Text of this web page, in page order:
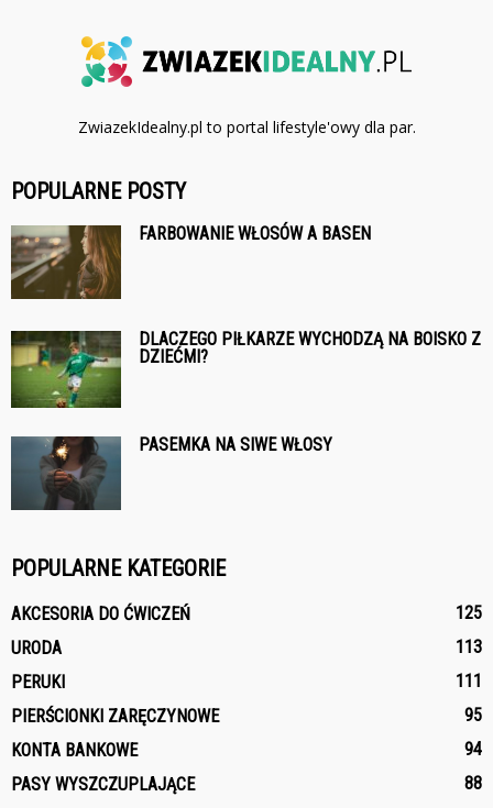
ZwiazekIdealny.pl to portal lifestyle'owy dla par.
POPULARNE POSTY
FARBOWANIE WŁOSÓW A BASEN
DLACZEGO PIŁKARZE WYCHODZĄ NA BOISKO Z
DZIEĆMI?
PASEMKA NA SIWE WŁOSY
POPULARNE KATEGORIE
AKCESORIA DO ĆWICZEŃ
125
URODA
113
PERUKI
111
PIERŚCIONKI ZARĘCZYNOWE
95
KONTA BANKOWE
94
PASY WYSZCZUPLAJĄCE
88